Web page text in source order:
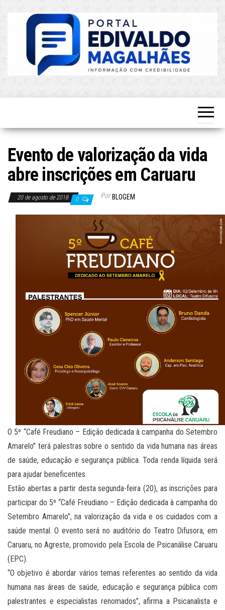
Atualizado!
Evento de valorização da vida
abre inscrições em Caruaru
20 de agosto de 2018 0 Por BLOGEM
O 5º “Café Freudiano – Edição dedicada à campanha do Setembro
Amarelo” terá palestras sobre o sentido da vida humana nas áreas
de saúde, educação e segurança pública. Toda renda líquida será
para ajudar beneficentes.
Estão abertas a partir desta segunda-feira (20), as inscrições para
participar do 5º “Café Freudiano – Edição dedicada à campanha do
Setembro Amarelo”, na valorização da vida e os cuidados com a
saúde mental. O evento será no auditório do Teatro Difusora, em
Caruaru, no Agreste, promovido pela Escola de Psicanálise Caruaru
(EPC).
“O objetivo é abordar vários temas referentes ao sentido da vida
humana nas áreas de saúde, educação e segurança pública com
palestrantes e especialistas renomados”, afirma a Psicanalista e